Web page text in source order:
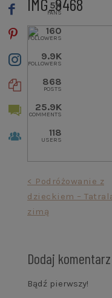
IMG_9468
Nawigacja
wpisu
< Podróżowanie z
dzieckiem –
zimą
Dodaj komentarz
Bądź pierwszy!
5K
FANS
160
FOLLOWERS
9.9K
FOLLOWERS
868
POSTS
25.9K
COMMENTS
118
USERS